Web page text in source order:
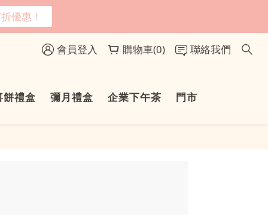
優惠！
會員登入 購物車(0) 聯絡我們
餅禮盒 彌月禮盒 企業下午茶 門市